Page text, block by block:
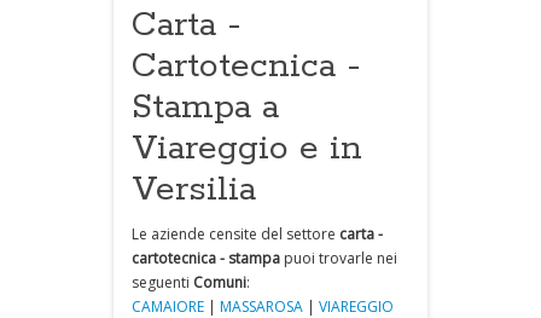
Carta -
Cartotecnica -
Stampa a
Viareggio e in
Versilia
Le aziende censite del settore carta -
cartotecnica - stampa puoi trovarle nei
seguenti Comuni:
CAMAIORE | MASSAROSA | VIAREGGIO